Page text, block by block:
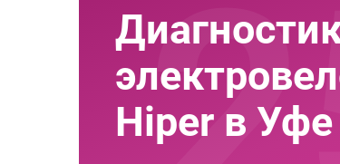
Hiper в Уфе